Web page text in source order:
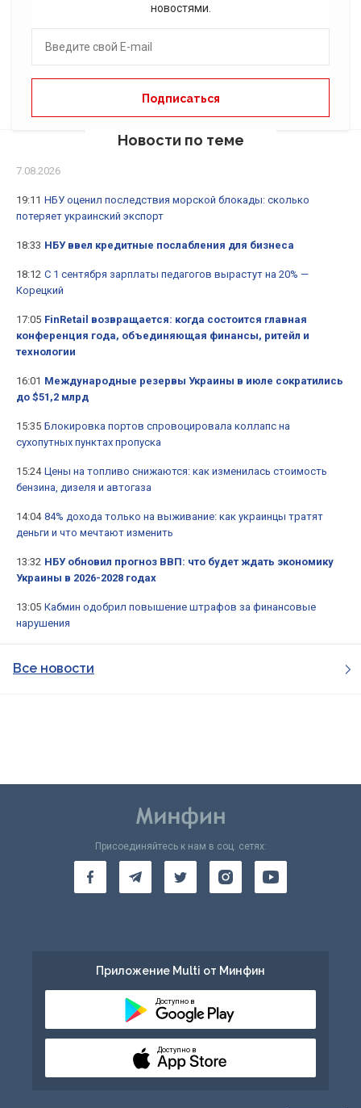
новостями.
Новости по теме
7.08.2026
19:11 НБУ оценил последствия морской блокады: сколько
потеряет украинский экспорт
18:33 НБУ ввел кредитные послабления для бизнеса
18:12 С 1 сентября зарплаты педагогов вырастут на 20% —
Корецкий
17:05 FinRetail возвращается: когда состоится главная
конференция года, объединяющая финансы, ритейл и
технологии
16:01 Международные резервы Украины в июле сократились
до $51,2 млрд
15:35 Блокировка портов спровоцировала коллапс на
сухопутных пунктах пропуска
15:24 Цены на топливо снижаются: как изменилась стоимость
бензина, дизеля и автогаза
14:04 84% дохода только на выживание: как украинцы тратят
деньги и что мечтают изменить
13:32 НБУ обновил прогноз ВВП: что будет ждать экономику
Украины в 2026-2028 годах
13:05 Кабмин одобрил повышение штрафов за финансовые
нарушения
Все новости
Присоединяйтесь к нам в соц. сетях:
Приложение Multi от Минфин
Доступно в
Доступно в